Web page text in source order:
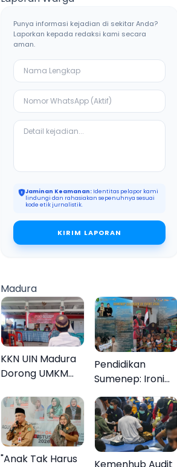
Galis Bangkalan
Ketiban Berkah
Punya informasi kejadian di sekitar Anda?
Laporkan kepada redaksi kami secara
aman.
Jaminan Keamanan: Identitas pelapor kami
lindungi dan rahasiakan sepenuhnya sesuai
kode etik jurnalistik.
KIRIM LAPORAN
Madura
KKN UIN Madura
Dorong UMKM
Naik Kelas
Pendidikan
Sumenep: Ironi
13.095 Anak Tidak
Sekolah
Menyaksikan
Semarak Festival
Kalender Event
"Anak Tak Harus